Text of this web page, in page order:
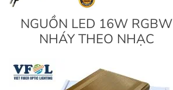
NGUỒN LED 16W RGBW
NHÁY THEO NHẠC